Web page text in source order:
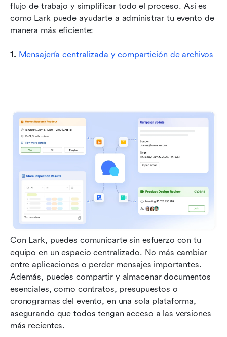
flujo de trabajo y simplificar todo el proceso. Así es
como Lark puede ayudarte a administrar tu evento de
manera más eficiente:
1. Mensajería centralizada y compartición de archivos
Con Lark, puedes comunicarte sin esfuerzo con tu
equipo en un espacio centralizado. No más cambiar
entre aplicaciones o perder mensajes importantes.
Además, puedes compartir y almacenar documentos
esenciales, como contratos, presupuestos o
cronogramas del evento, en una sola plataforma,
asegurando que todos tengan acceso a las versiones
más recientes.